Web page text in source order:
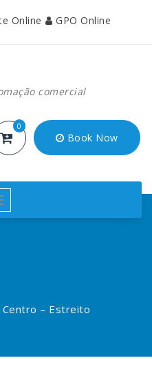
Online GPO Online
comercial
0
Book Now
Centro – Estreito